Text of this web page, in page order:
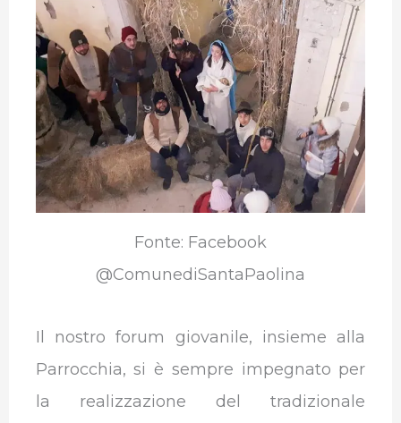
o
o
k
t
e
r
e
d
I
n
s
A
p
p
g
r
m
l
r
Fonte: Facebook
@ComunediSantaPaolina
Il nostro forum giovanile, insieme alla
Parrocchia, si è sempre impegnato per
la realizzazione del tradizionale